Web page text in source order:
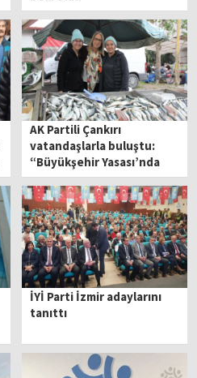
AK Partili Çankırı
vatandaşlarla buluştu:
“Büyükşehir Yasası’nda
değişikliğe gideceğiz”
İYİ Parti İzmir adaylarını
tanıttı